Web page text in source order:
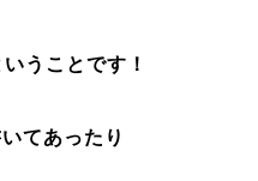
いうことです！
てあったり